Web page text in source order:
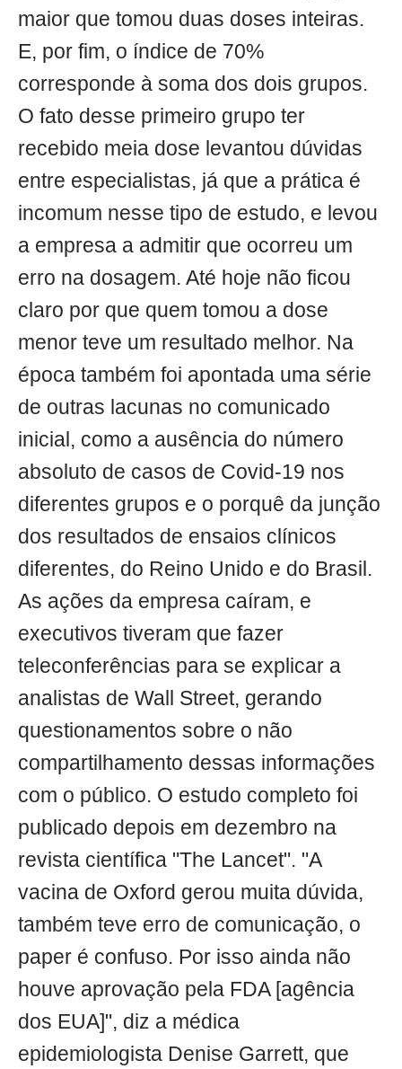
maior que tomou duas doses inteiras.
E, por fim, o índice de 70%
corresponde à soma dos dois grupos.
O fato desse primeiro grupo ter
recebido meia dose levantou dúvidas
entre especialistas, já que a prática é
incomum nesse tipo de estudo, e levou
a empresa a admitir que ocorreu um
erro na dosagem. Até hoje não ficou
claro por que quem tomou a dose
menor teve um resultado melhor. Na
época também foi apontada uma série
de outras lacunas no comunicado
inicial, como a ausência do número
absoluto de casos de Covid-19 nos
diferentes grupos e o porquê da junção
dos resultados de ensaios clínicos
diferentes, do Reino Unido e do Brasil.
As ações da empresa caíram, e
executivos tiveram que fazer
teleconferências para se explicar a
analistas de Wall Street, gerando
questionamentos sobre o não
compartilhamento dessas informações
com o público. O estudo completo foi
publicado depois em dezembro na
revista científica "The Lancet". "A
vacina de Oxford gerou muita dúvida,
também teve erro de comunicação, o
paper é confuso. Por isso ainda não
houve aprovação pela FDA [agência
dos EUA]", diz a médica
epidemiologista Denise Garrett, que